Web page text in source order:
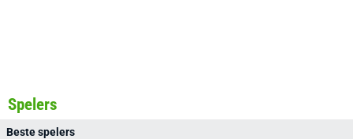
Spelers
Beste spelers